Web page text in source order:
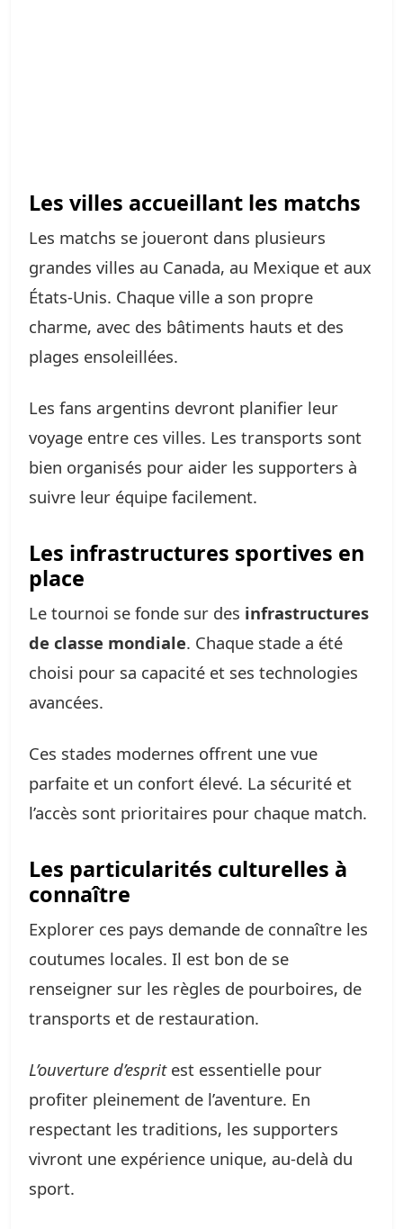
Les villes accueillant les matchs
Les matchs se joueront dans plusieurs
grandes villes au Canada, au Mexique et aux
États-Unis. Chaque ville a son propre
charme, avec des bâtiments hauts et des
plages ensoleillées.
Les fans argentins devront planifier leur
voyage entre ces villes. Les transports sont
bien organisés pour aider les supporters à
suivre leur équipe facilement.
Les infrastructures sportives en
place
Le tournoi se fonde sur des infrastructures
de classe mondiale. Chaque stade a été
choisi pour sa capacité et ses technologies
avancées.
Ces stades modernes offrent une vue
parfaite et un confort élevé. La sécurité et
l’accès sont prioritaires pour chaque match.
Les particularités culturelles à
connaître
Explorer ces pays demande de connaître les
coutumes locales. Il est bon de se
renseigner sur les règles de pourboires, de
transports et de restauration.
L’ouverture d’espritest essentielle pour
profiter pleinement de l’aventure. En
respectant les traditions, les supporters
vivront une expérience unique, au-delà du
sport.